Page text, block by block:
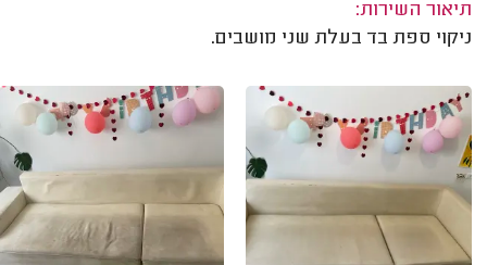
תיאור השירות:
ניקוי ספת בד בעלת שני מושבים.